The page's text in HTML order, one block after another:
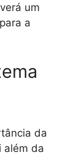
um
a
da
além da